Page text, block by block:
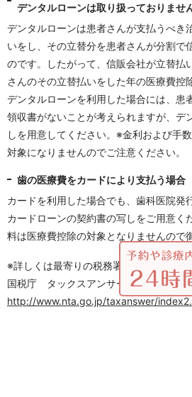
デンタルローンは取り扱っておりませ
デンタルローンは患者さんが支払うべき
いをし、その立替分を患者さんが分割で
のです。したがって、信販会社が立替払
さんのその立替払いをした年の医療費控
デンタルローンを利用した場合には、患
領収書がないことが考えられますが、デ
しを用意してください。※金利および手
対象になりませんのでご注意ください。
歯の医療費をカードにより支払う場合
カードを利用した場合でも、歯科医院発
カードローンの契約書の写しをご用意く
料は医療費控除の対象となりませんので
※詳しくは最寄りの税務署にお問い合わせ
国税庁 タックスアンサー
http://www.nta.go.jp/taxanswer/